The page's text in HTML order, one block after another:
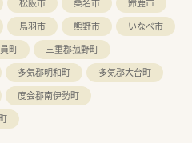
鳥羽市 熊野市
いなべ市
町
三重郡菰野町
多気郡明和町
多気郡大台町
度会郡南伊勢町